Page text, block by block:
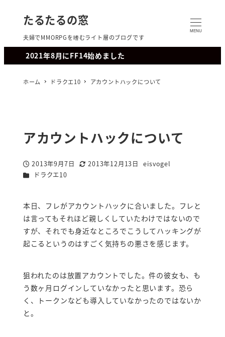
たるたるの窓
夫婦でMMORPGを嗜むライト層のブログです
MENU
2021年8月にFF14始めました
ホーム ドラクエ10 アカウントハックについて
アカウントハックについて
投稿日
2013年9月7日
更新日
2013年12月13日
著
eisvogel
カテゴリー
ドラクエ10
本日、フレがアカウントハックに合いました。フレと
は言ってもそれほど親しくしていたわけではないので
すが、それでも身近なところでこうしてハッキングが
起こるというのはすごく気持ちの悪さを感じます。
狙われたのは放置アカウントでした。件の彼女も、も
う数ヶ月ログインしていなかったと思います。恐ら
く、トークンなども導入していなかったのではないか
と。